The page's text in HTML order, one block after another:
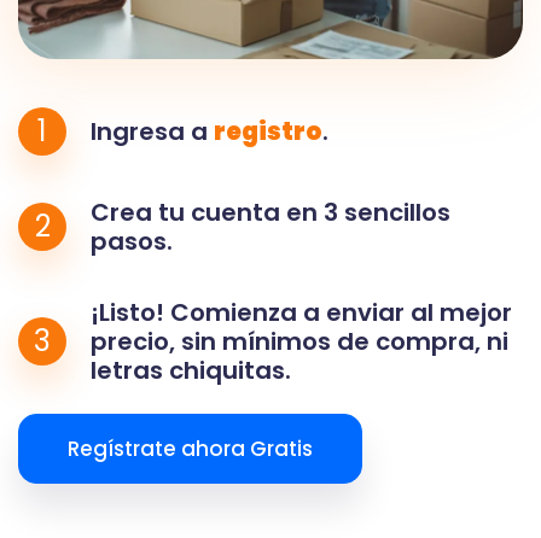
1 Ingresa a registro.
2
Crea tu cuenta en 3 sencillos
pasos.
3
¡Listo! Comienza a enviar al mejor
precio, sin mínimos de compra, ni
letras chiquitas.
Regístrate ahora Gratis